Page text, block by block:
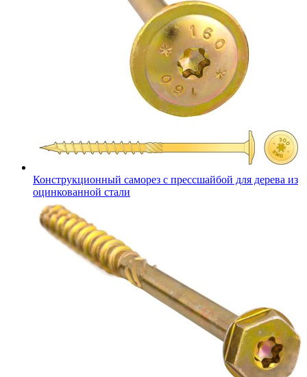
Конструкционный саморез с прессшайбой для дерева из
оцинкованной стали